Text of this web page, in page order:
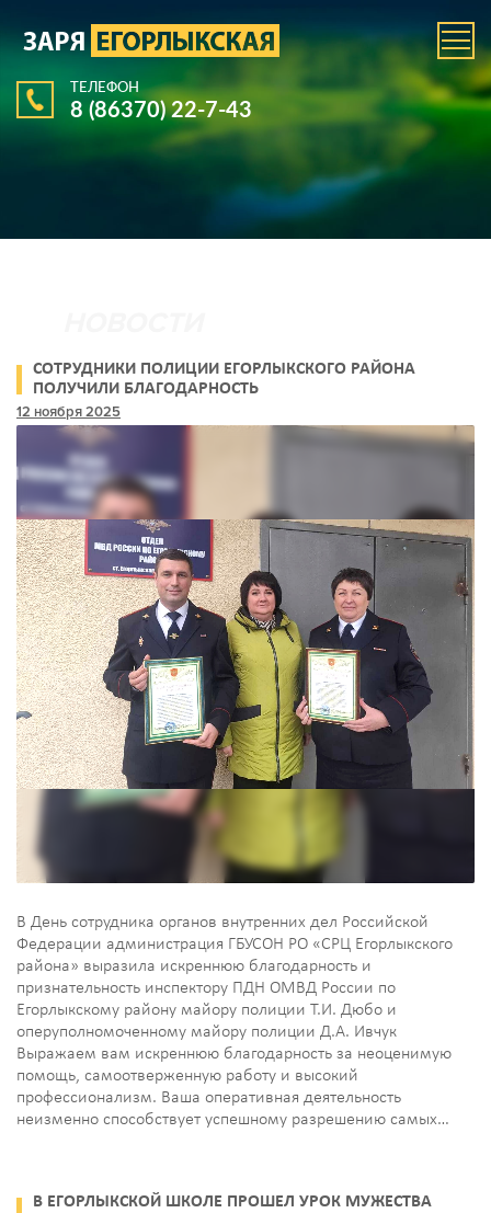
ТЕЛЕФОН
8 (86370) 22-7-43
СОТРУДНИКИ ПОЛИЦИИ ЕГОРЛЫКСКОГО РАЙОНА
ПОЛУЧИЛИ БЛАГОДАРНОСТЬ
12 ноября 2025
В День сотрудника органов внутренних дел Российской
Федерации администрация ГБУСОН РО «СРЦ Егорлыкского
района» выразила искреннюю благодарность и
признательность инспектору ПДН ОМВД России по
Егорлыкскому району майору полиции Т.И. Дюбо и
оперуполномоченному майору полиции Д.А. Ивчук
Выражаем вам искреннюю благодарность за неоценимую
помощь, самоотверженную работу и высокий
профессионализм. Ваша оперативная деятельность
неизменно способствует успешному разрешению самых…
В ЕГОРЛЫКСКОЙ ШКОЛЕ ПРОШЕЛ УРОК МУЖЕСТВА